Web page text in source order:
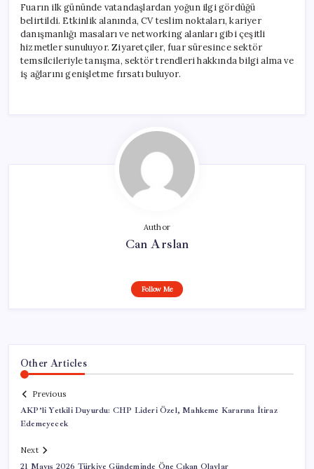
Fuarın ilk gününde vatandaşlardan yoğun ilgi gördüğü
belirtildi. Etkinlik alanında, CV teslim noktaları, kariyer
danışmanlığı masaları ve networking alanları gibi çeşitli
hizmetler sunuluyor. Ziyaretçiler, fuar süresince sektör
temsilcileriyle tanışma, sektör trendleri hakkında bilgi alma ve
iş ağlarını genişletme fırsatı buluyor.
Author
Can Arslan
Follow Me
Other Articles
Previous
AKP’li Yetkili Duyurdu: CHP Lideri Özel, Mahkeme Kararına İtiraz
Edemeyecek
Next
21 Mayıs 2026 Türkiye Gündeminde Öne Çıkan Olaylar